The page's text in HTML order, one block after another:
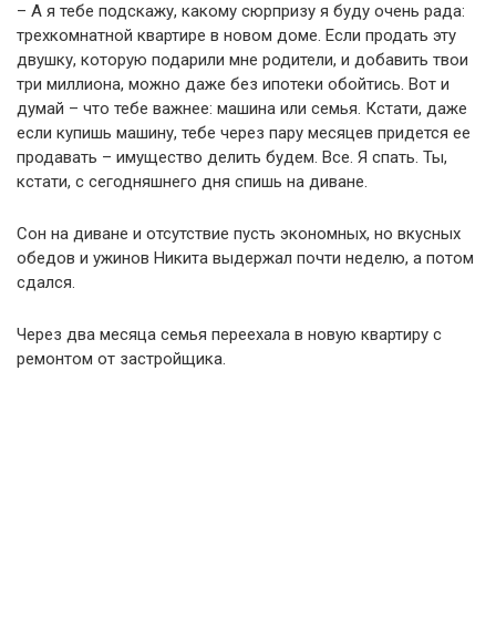
– А я тебе подскажу, какому сюрпризу я буду очень рада:
трехкомнатной квартире в новом доме. Если продать эту
двушку, которую подарили мне родители, и добавить твои
три миллиона, можно даже без ипотеки обойтись. Вот и
думай – что тебе важнее: машина или семья. Кстати, даже
если купишь машину, тебе через пару месяцев придется ее
продавать – имущество делить будем. Все. Я спать. Ты,
кстати, с сегодняшнего дня спишь на диване.
Сон на диване и отсутствие пусть экономных, но вкусных
обедов и ужинов Никита выдержал почти неделю, а потом
сдался.
Через два месяца семья переехала в новую квартиру с
ремонтом от застройщика.